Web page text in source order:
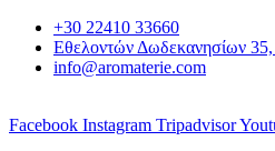
+30 22410 33660
Εθελοντών Δωδεκανησίων
info@aromaterie.com
Facebook Instagram Tripadvisor